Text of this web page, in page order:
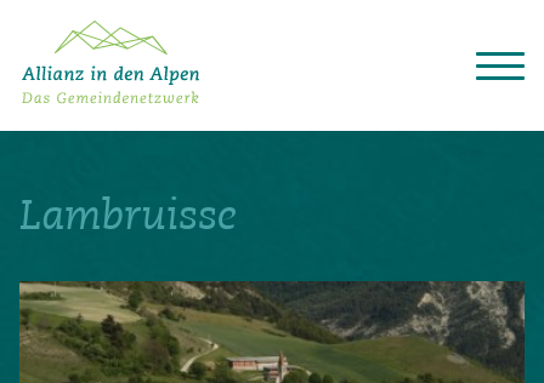
Projekte
Aktuelles
Termine
DeutschItaliano Français Slovenščina English
Lambruisse